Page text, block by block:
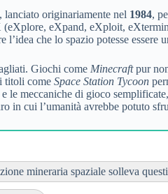
, lanciato originariamente nel 1984,
(eXplore, eXpand, eXploit,
che lo spazio potesse essere
Giochi come Minecraftpur
titoli come Space Station Tycoon
le meccaniche di gioco
in cui l’umanità avrebbe potuto
mineraria spaziale solleva